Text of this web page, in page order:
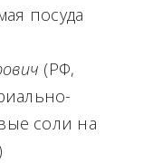
посуда
(РФ,
соли на